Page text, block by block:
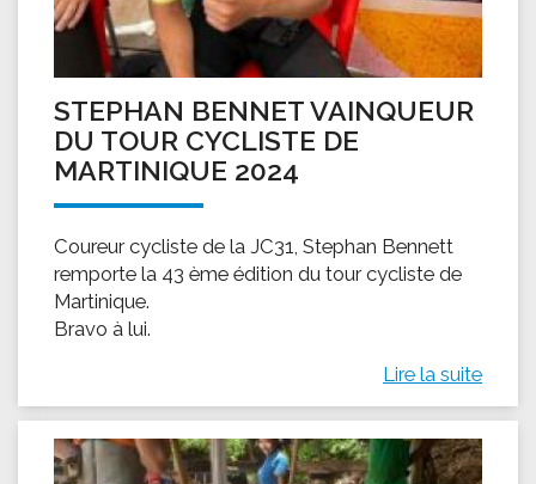
STEPHAN BENNET VAINQUEUR
DU TOUR CYCLISTE DE
MARTINIQUE 2024
Coureur cycliste de la JC31, Stephan Bennett
remporte la 43 ème édition du tour cycliste de
Martinique.
Bravo à lui.
Lire la suite